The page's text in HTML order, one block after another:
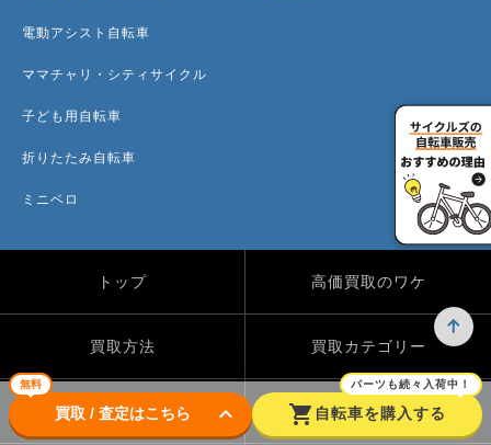
無料
買取 / 査定はこちら keyboard_arrow_down shopping_cart
パーツも続々入荷中！
自転車を購入する
電動アシスト自転車
ママチャリ・シティサイクル
子ども用自転車
折りたたみ自転車
ミニベロ
トップ 高価買取のワケ
買取方法 買取カテゴリー
買取実績 自転車のコラム